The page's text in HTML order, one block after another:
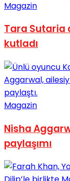
Magazin
Tara Sutaria
kutladı
Magazin
Nisha
paylaşımı